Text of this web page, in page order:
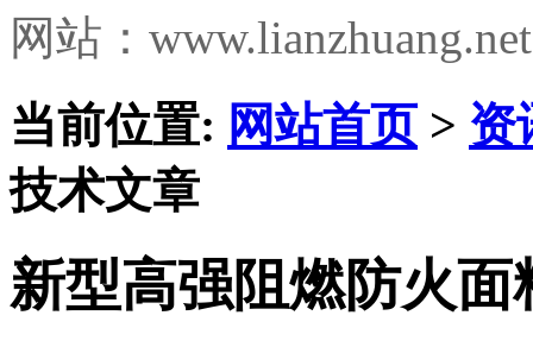
网站：www.lianzhuang.net
当前位置: 网站首页> 资
技术文章
新型高强阻燃防火面